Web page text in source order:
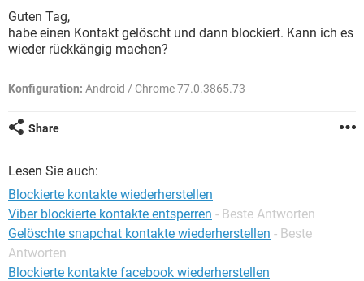
FACEBOOK
WHATSAPP TIKTOK
ANDROID
WINDOWS 10
Guten Tag,
habe einen Kontakt gelöscht und dann blockiert. Kann ich es
wieder rückkängig machen?
Konfiguration: Android / Chrome 77.0.3865.73
Share
Lesen Sie auch:
Blockierte kontakte wiederherstellen
Viber blockierte kontakte entsperren - Beste Antworten
Gelöschte snapchat kontakte wiederherstellen - Beste
Antworten
Blockierte kontakte facebook wiederherstellen